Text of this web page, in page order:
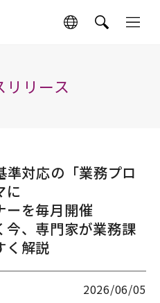
リリース
準対応の「業務プロ
に
ーを毎月開催
今、専門家が業務課
く解説
2026/06/05